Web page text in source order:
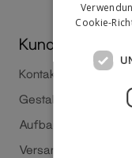
Kundenservice
Kontakt
Gestalte selbst
Aufbauanleitung
Versand
Cookie-